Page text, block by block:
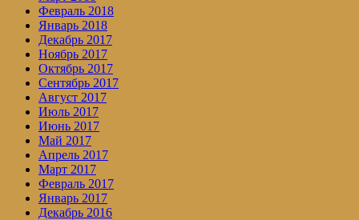
Февраль 2018
Январь 2018
Декабрь 2017
Ноябрь 2017
Октябрь 2017
Сентябрь 2017
Август 2017
Июль 2017
Июнь 2017
Май 2017
Апрель 2017
Март 2017
Февраль 2017
Январь 2017
Декабрь 2016